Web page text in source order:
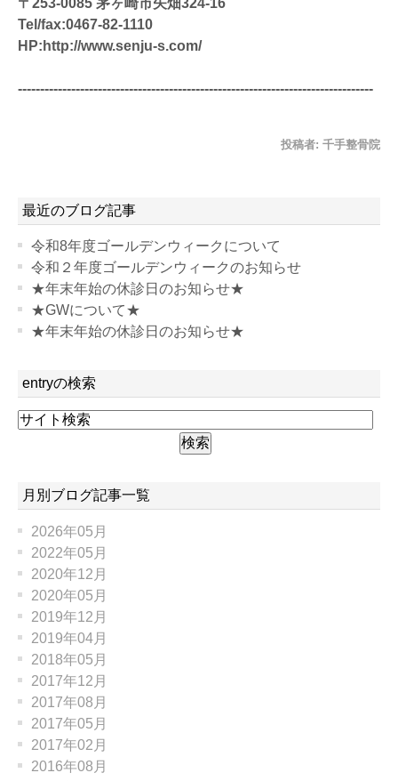
Tel/fax:0467-82-1110
HP:http://www.senju-s.com/
--------------------------------------------------------------------------------
投稿者: 千手整骨院
最近のブログ記事
令和8年度ゴールデンウィークについて
令和２年度ゴールデンウィークのお知らせ
★年末年始の休診日のお知らせ★
★GWについて★
★年末年始の休診日のお知らせ★
entryの検索
月別ブログ記事一覧
2026年05月
2022年05月
2020年12月
2020年05月
2019年12月
2019年04月
2018年05月
2017年12月
2017年08月
2017年05月
2017年02月
2016年08月